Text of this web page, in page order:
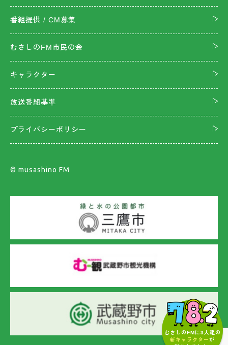
むさしのFMに3人組の
新キャラクターが
番組提供 / CM募集
むさしのFM市民の会
キャラクター
放送番組基準
プライバシーポリシー
©︎ musashino FM